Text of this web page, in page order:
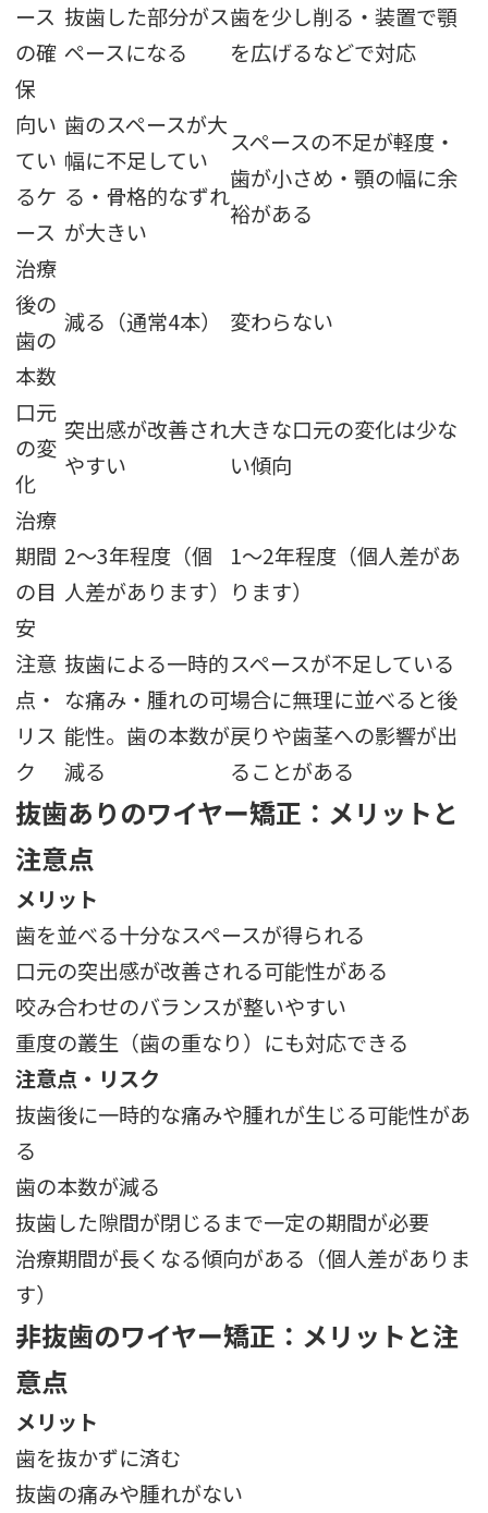
ース
の確
保
抜歯した部分がス
ペースになる
歯を少し削る・装置で顎
を広げるなどで対応
向い
てい
るケ
ース
歯のスペースが大
幅に不足してい
る・骨格的なずれ
が大きい
スペースの不足が軽度・
歯が小さめ・顎の幅に余
裕がある
治療
後の
歯の
本数
減る（通常4本） 変わらない
口元
の変
化
突出感が改善され
やすい
大きな口元の変化は少な
い傾向
治療
期間
の目
安
2〜3年程度（個
人差があります）
1〜2年程度（個人差があ
ります）
注意
点・
リス
ク
抜歯による一時的
な痛み・腫れの可
能性。歯の本数が
減る
スペースが不足している
場合に無理に並べると後
戻りや歯茎への影響が出
ることがある
抜歯ありのワイヤー矯正：メリットと
注意点
メリット
歯を並べる十分なスペースが得られる
口元の突出感が改善される可能性がある
咬み合わせのバランスが整いやすい
重度の叢生（歯の重なり）にも対応できる
注意点・リスク
抜歯後に一時的な痛みや腫れが生じる可能性があ
る
歯の本数が減る
抜歯した隙間が閉じるまで一定の期間が必要
治療期間が長くなる傾向がある（個人差がありま
す）
非抜歯のワイヤー矯正：メリットと注
意点
メリット
歯を抜かずに済む
抜歯の痛みや腫れがない